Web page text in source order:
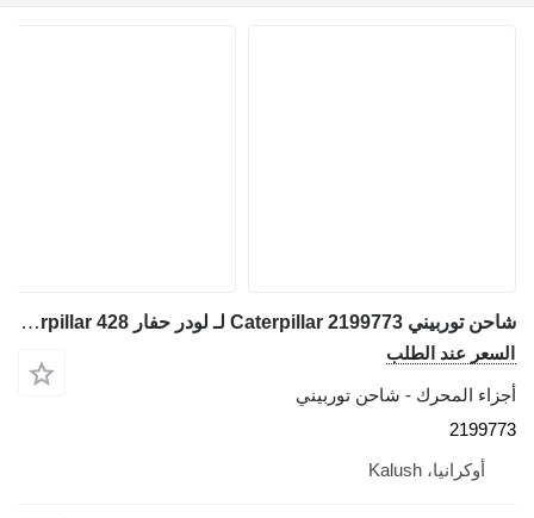
شاحن توربيني Caterpillar 2199773 لـ لودر حفار Caterpillar 428
السعر عند الطلب
أجزاء المحرك - شاحن توربيني
2199773
أوكرانيا، Kalush